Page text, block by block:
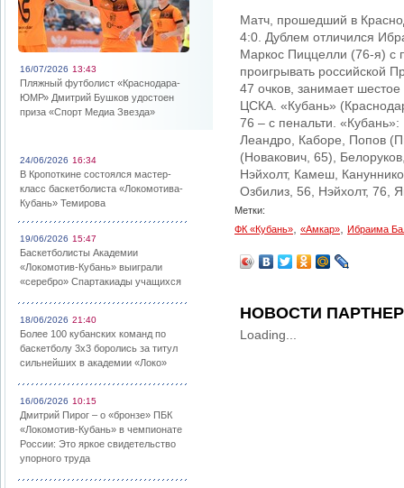
16/07/2026 13:43
Пляжный футболист «Краснодара-
ЮМР» Дмитрий Бушков удостоен
приза «Спорт Медиа Звезда»
24/06/2026 16:34
В Кропоткине состоялся мастер-
класс баскетболиста «Локомотива-
Кубань» Темирова
19/06/2026 15:47
Баскетболисты Академии
«Локомотив-Кубань» выиграли
«серебро» Спартакиады учащихся
18/06/2026 21:40
Более 100 кубанских команд по
баскетболу 3х3 боролись за титул
сильнейших в академии «Локо»
16/06/2026 10:15
Дмитрий Пирог – о «бронзе» ПБК
«Локомотив-Кубань» в чемпионате
России: Это яркое свидетельство
упорного труда
Матч, прошедший в
4:0. Дублем отличился
Маркос Пиццелли (76-я) с
проигрывать российской
47 очков, занимает
ЦСКА. «Кубань»
76 – с пенальти.
Леандро, Каборе, Попов
(Новакович, 65),
Нэйхолт, Камеш,
Озбилиз, 56, Нэйхолт, 76,
Метки:
ФК «Кубань»
«Амкар» Ибраима
НОВОСТИ
Loading...